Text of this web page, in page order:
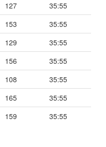
127
35:55
153
35:55
129
35:55
156
35:55
108
35:55
165
35:55
159 35:55